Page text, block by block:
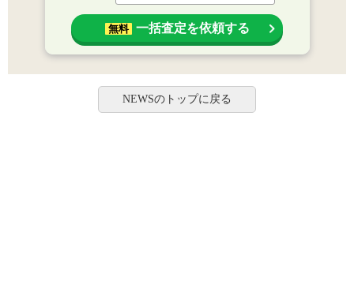
無料 一括査定を依頼する
NEWSのトップに戻る